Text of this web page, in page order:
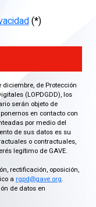
(*)
de Protección
(LOPDGDD), los
serán objeto de
en contacto con
por medio del
de sus datos es su
o contractuales,
legítimo de GAVE.
rectificación, oposición,
a rgpd@gave.org.
de datos en